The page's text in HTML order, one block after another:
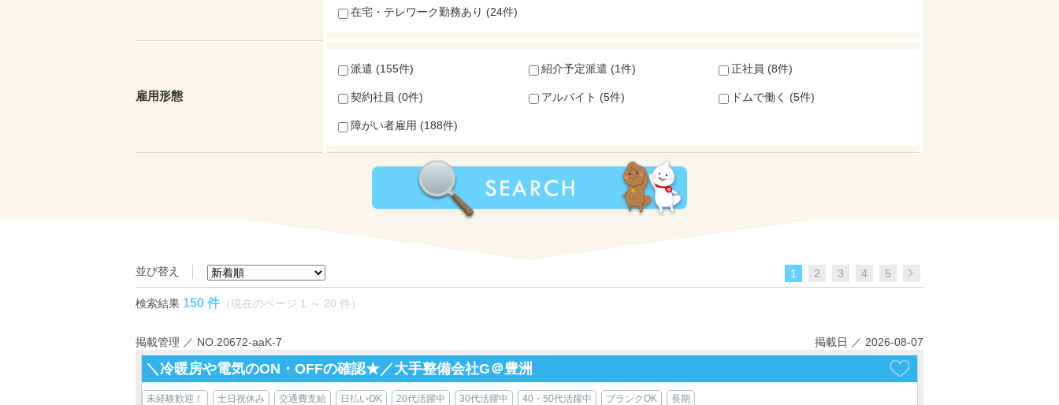
在宅・テレワーク勤務あり (24件)
雇用形態
派遣 (155件) 紹介予定派遣 (1件) 正社員 (8件)
契約社員 (0件) アルバイト (5件) ドムで働く (5件)
障がい者雇用 (188件)
並び替え 1 2 3 4 5
検索結果 150 件 （現在のページ 1 ～ 20 件）
掲載管理 ／ NO.20672-aaK-7 掲載日 ／ 2026-08-07
＼冷暖房や電気のON・OFFの確認★／大手整備会社G＠豊洲
未経験歓迎！ 土日祝休み 交通費支給 日払いOK 20代活躍中 30代活躍中 40・50代活躍中 ブランクOK 長期